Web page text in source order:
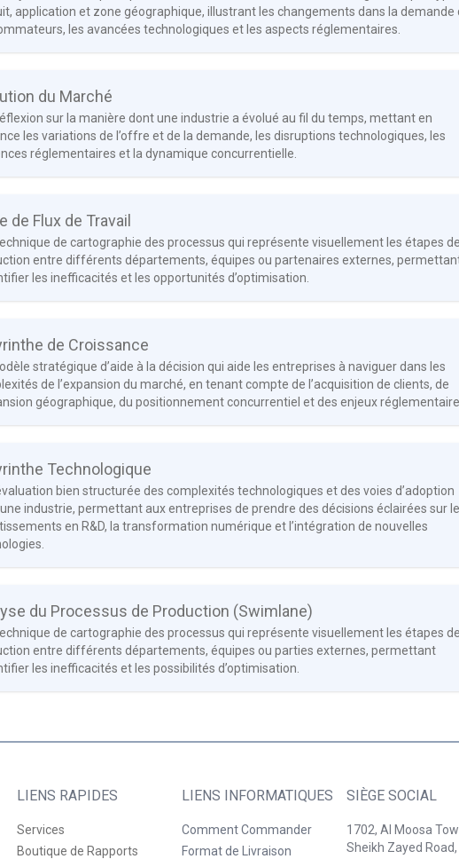
application et zone géographique, illustrant les changements dans la demande
les avancées technologiques et les aspects réglementaires.
du Marché
sur la manière dont une industrie a évolué au fil du temps, mettant en
les variations de l’offre et de la demande, les disruptions technologiques, les
réglementaires et la dynamique concurrentielle.
de Flux de Travail
de cartographie des processus qui représente visuellement les étapes de
entre différents départements, équipes ou partenaires externes,
les inefficacités et les opportunités d’optimisation.
de Croissance
stratégique d’aide à la décision qui aide les entreprises à naviguer dans les
de l’expansion du marché, en tenant compte de l’acquisition de clients, de
géographique, du positionnement concurrentiel et des enjeux
Technologique
bien structurée des complexités technologiques et des voies d’adoption
industrie, permettant aux entreprises de prendre des décisions éclairées sur
en R&D, la transformation numérique et l’intégration de nouvelles
du Processus de Production (Swimlane)
de cartographie des processus qui représente visuellement les étapes de
entre différents départements, équipes ou parties externes, permettant
les inefficacités et les possibilités d’optimisation.
LIENS RAPIDES
Services
Boutique de Rapports
LIENS INFORMATIQUES
Comment Commander
Format de Livraison
SIÈGE SOCIAL
1702, Al Moosa
Sheikh Zayed